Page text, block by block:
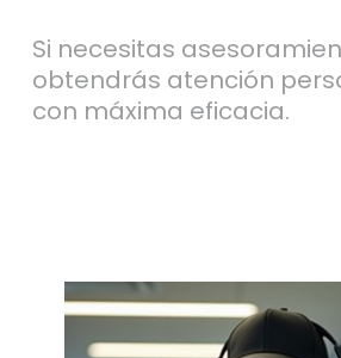
Si necesitas
obtendrás atención
con máxima eficacia.